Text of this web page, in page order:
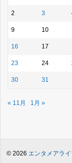
2 3
9 10
16 17
23 24
30 31
« 11月 1月 »
© 2026 エンタメアラ